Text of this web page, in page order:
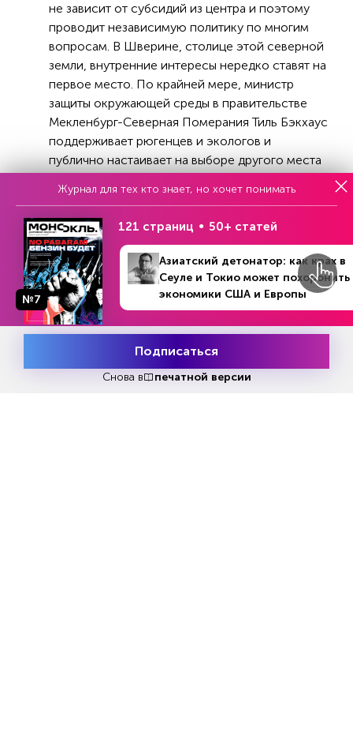
не зависит от субсидий из центра и поэтому
проводит независимую политику по многим
вопросам. В Шверине, столице этой северной
земли, внутренние интересы нередко ставят на
первое место. По крайней мере, министр
защиты окружающей среды в правительстве
Мекленбург-Северная Померания Тиль Бэкхаус
поддерживает рюгенцев и экологов и
публично настаивает на выборе другого места
бундестага проголосуют сегодня за
строительство СПГ-терминала в Мукране,
земельное правительство может обратиться в
суд вместе с природоохранными
организациями с требованием отменить
решение о строительстве.
Рюгенцы и экологи опасаются, что терминал
нанесет серьезный ущерб окружающей среде
Германии остров и одно из самых популярных
Попробовать
Журнал для тех кто знает, но хочет понимать
№7
121 страниц 50+ статей
Азиатский детонатор: как крах в
Сеуле и Токио может похоронить
экономики США и Европы
Подписаться
Снова в печатной версии